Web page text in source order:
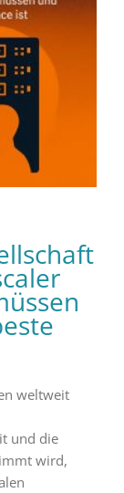
weltweit
und die
wird,